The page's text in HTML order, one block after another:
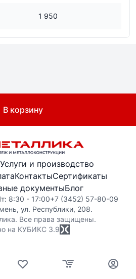
1 950
В корзину
Услуги и производство
КонтактыСертификаты
документыБлог
8:30 - 17:00+7 (3452) 57-80-09
ул. Республики, 208.
Все права защищены.
на КУБИКС 3.9